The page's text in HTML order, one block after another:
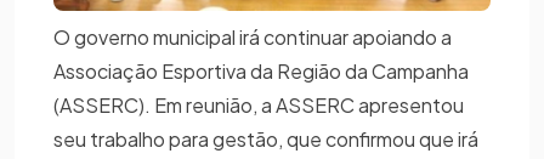
O governo municipal irá continuar apoiando a
Associação Esportiva da Região da Campanha
(ASSERC). Em reunião, a ASSERC apresentou
seu trabalho para gestão, que confirmou que irá